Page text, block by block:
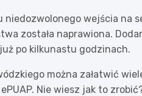
niedozwolonego wejścia na
została naprawiona.
po kilkunastu godzinach.
można załatwić
Nie wiesz jak to